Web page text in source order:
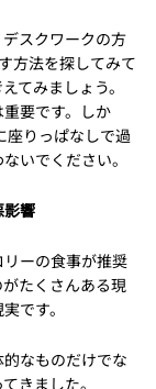
スクワークの方
方法を探してみて
てみましょう。
要です。しか
座りっぱなしで過
いでください。
影響
ーの食事が推奨
たくさんある現
です。
なものだけでな
きました。